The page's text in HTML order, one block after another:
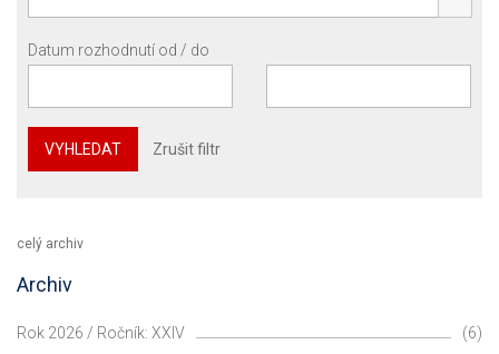
Datum rozhodnutí od / do
VYHLEDAT Zrušit filtr
celý archiv
Archiv
Rok 2026 / Ročník: XXIV (6)